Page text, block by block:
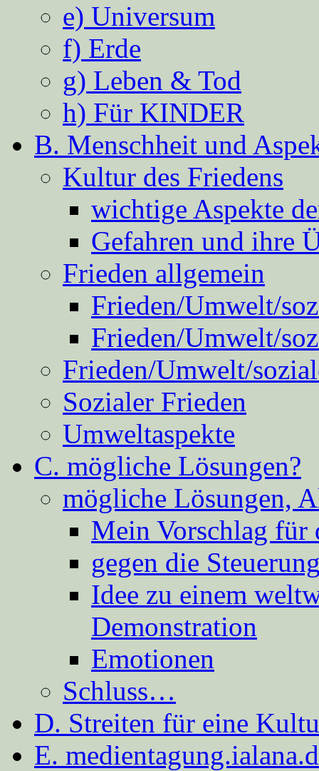
e) Universum
f) Erde
g) Leben & Tod
h) Für KINDER
B. Menschheit und
Kultur des Friedens
wichtige Aspekte
Gefahren und ihre
Frieden allgemein
Frieden/Umwelt/
Frieden/Umwelt/
Frieden/Umwelt/
Sozialer Frieden
Umweltaspekte
C. mögliche Lösungen?
mögliche Lösungen,
Mein Vorschlag für
gegen die
Idee zu einem
Demonstration
Emotionen
Schluss…
D. Streiten für eine
E.